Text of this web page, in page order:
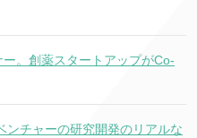
。創薬スタートアップがCo-
ンチャーの研究開発のリアルな